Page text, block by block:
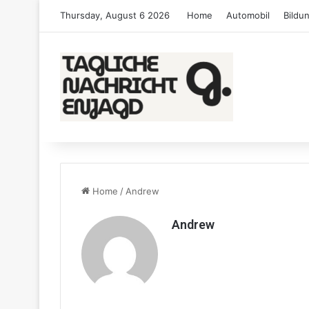
Thursday, August 6 2026 Home Automobil
Home / Andrew
Andrew